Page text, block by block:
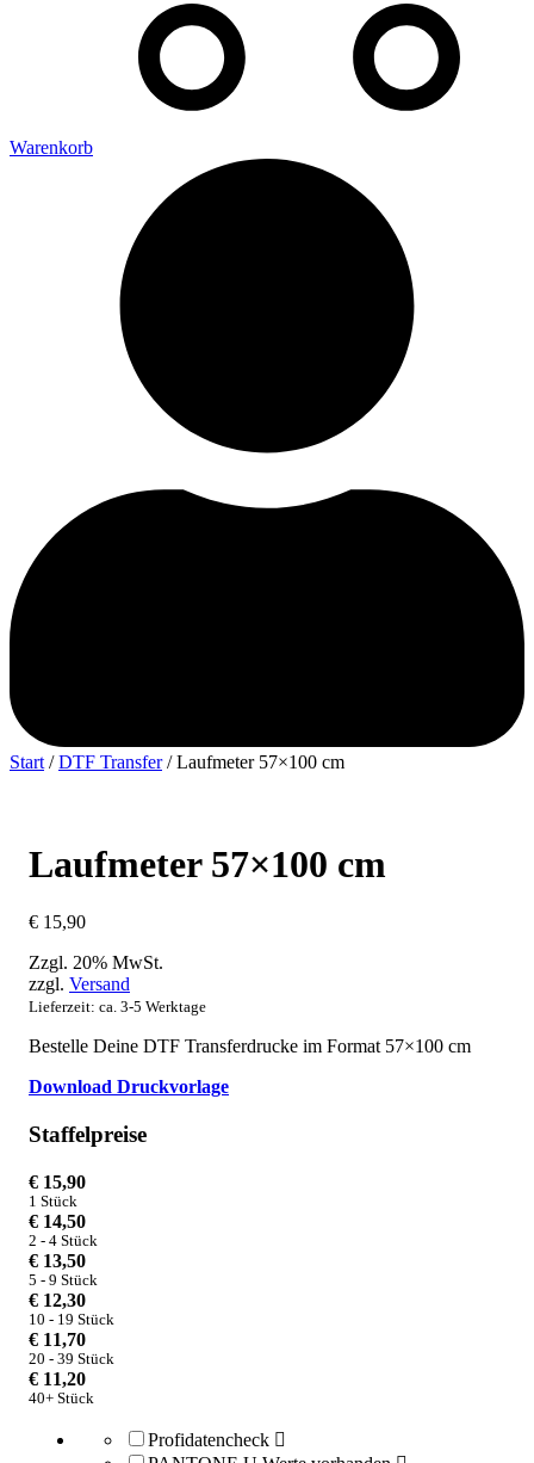
Warenkorb
Start/DTF Transfer/ Laufmeter 57×100 cm
Laufmeter 57×100 cm
€ 15,90
Zzgl. 20% MwSt.
zzgl. Versand
Lieferzeit: ca. 3-5 Werktage
Bestelle Deine DTF Transferdrucke im Format 57×100 cm
Download Druckvorlage
Staffelpreise
€ 15,90
1 Stück
€ 14,50
2 - 4 Stück
€ 13,50
5 - 9 Stück
€ 12,30
10 - 19 Stück
€ 11,70
20 - 39 Stück
€ 11,20
40+ Stück
Profidatencheck